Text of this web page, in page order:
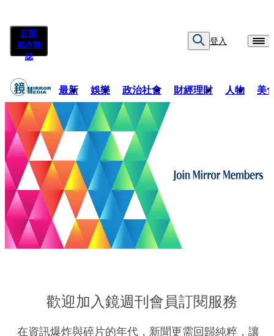
訂閱
紙本雜
誌
登入
最新 娛樂 政治社會 財經理財 人物 美
歡迎加入鏡週刊會員訂閱服務
在資訊爆炸與碎片的年代，新聞更需回歸純粹，讓